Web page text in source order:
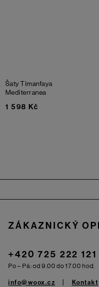
Šaty Timanfaya
Mediterranea
1 598 Kč
ZÁKAZNICKÝ
+420 725 222 121
Po – Pá: od 9.00 do 17.00 hod.
info@woox.cz Kontakt